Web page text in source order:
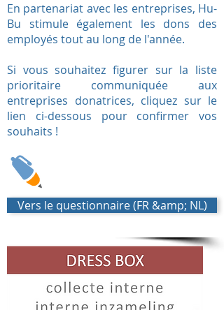
En partenariat avec les entreprises, Hu-
Bu stimule également les dons des
employés tout au long de l'année.
Si vous souhaitez figurer sur la liste
prioritaire communiquée aux
entreprises donatrices, cliquez sur le
lien ci-dessous pour confirmer vos
souhaits !
Vers le questionnaire (FR &amp; NL)